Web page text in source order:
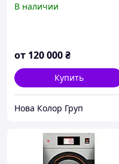
(США)
В наличии
от 120 000₴
Купить
Нова Колор Груп